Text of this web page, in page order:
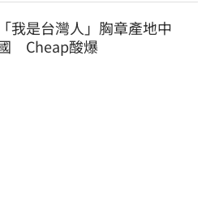
「我是台灣人」胸章產地中
　Cheap酸爆